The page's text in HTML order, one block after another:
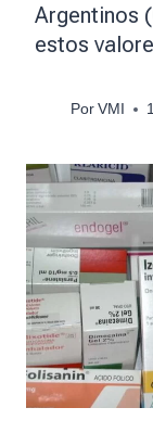
Argentinos
estos
Por VMI